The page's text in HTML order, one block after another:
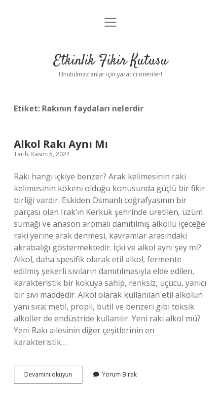
Anasayfa
Yasal Uyarı
menüyü
Etkinlik Fikir Kutusu
Unutulmaz anlar için yaratıcı öneriler!
Etiket: Rakının faydaları nelerdir
Alkol Rakı Aynı Mı
Tarih: Kasım 5, 2024
Rakı hangi içkiye benzer? Arak kelimesinin raki
kelimesinin kökeni olduğu konusunda güçlü bir fikir
birliği vardır. Eskiden Osmanlı coğrafyasının bir
parçası olan Irak’ın Kerkük şehrinde üretilen, üzüm
sumağı ve anason aromalı damıtılmış alkollü içeceğe
raki yerine arak denmesi, kavramlar arasındaki
akrabalığı göstermektedir. İçki ve alkol aynı şey mi?
Alkol, daha spesifik olarak etil alkol, fermente
edilmiş şekerli sıvıların damıtılmasıyla elde edilen,
karakteristik bir kokuya sahip, renksiz, uçucu, yanıcı
bir sıvı maddedir. Alkol olarak kullanılan etil alkolün
yanı sıra; metil, propil, butil ve benzeri gibi toksik
alkoller de endüstride kullanılır. Yeni rakı alkol mü?
Yeni Rakı ailesinin diğer çeşitlerinin en
karakteristik…
Devamını okuyun
Rakı
Yorum Bırak